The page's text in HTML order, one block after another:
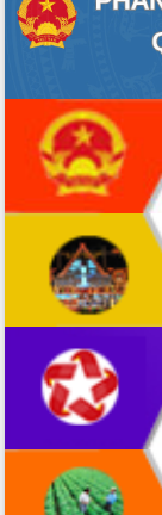
Hội nghị triển khai kết
truyền số liệu chuyên
tay làm sạch môi trường
Xã Ea Kar bước
công tác cải cách
UBND tỉnh họp báo định
năm 2026
Hội thảo khoa học
phát triển nền kinh tế
Đắk Lắk”
Tăng cường giám sát,
hiện nhiệm vụ quản lý
hàng tuần
Tháo gỡ những vướng
công tác cải cách thủ
tại Trung tâm Phục vụ
công tỉnh